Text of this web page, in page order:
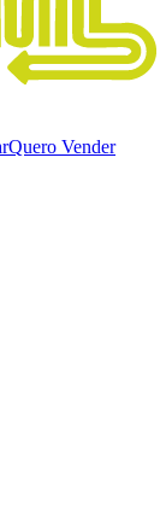
Quero Vender